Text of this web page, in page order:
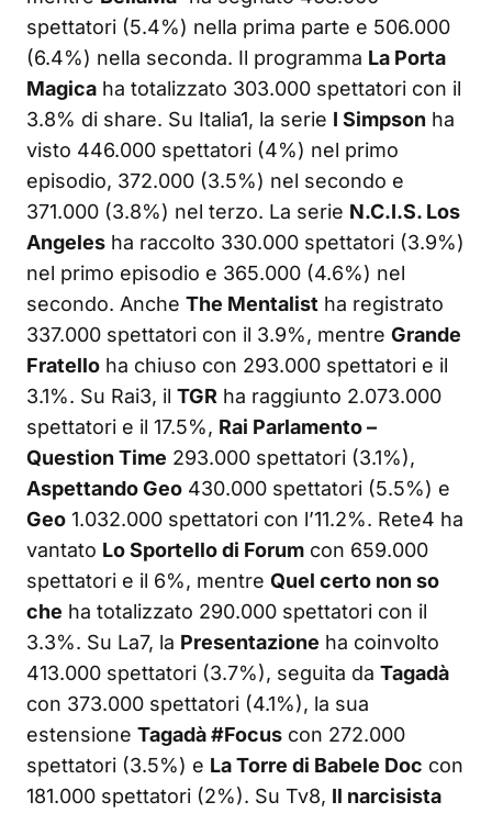
spettatori (5.4%) nella prima parte e 506.000
(6.4%) nella seconda. Il programma La Porta
Magica ha totalizzato 303.000 spettatori con il
3.8% di share. Su Italia1, la serie I Simpson ha
visto 446.000 spettatori (4%) nel primo
episodio, 372.000 (3.5%) nel secondo e
371.000 (3.8%) nel terzo. La serie N.C.I.S. Los
Angeles ha raccolto 330.000 spettatori (3.9%)
nel primo episodio e 365.000 (4.6%) nel
secondo. Anche The Mentalist ha registrato
337.000 spettatori con il 3.9%, mentre Grande
Fratello ha chiuso con 293.000 spettatori e il
3.1%. Su Rai3, il TGR ha raggiunto 2.073.000
spettatori e il 17.5%, Rai Parlamento –
Question Time 293.000 spettatori (3.1%),
Aspettando Geo 430.000 spettatori (5.5%) e
Geo 1.032.000 spettatori con l’11.2%. Rete4 ha
vantato Lo Sportello di Forum con 659.000
spettatori e il 6%, mentre Quel certo non so
che ha totalizzato 290.000 spettatori con il
3.3%. Su La7, la Presentazione ha coinvolto
413.000 spettatori (3.7%), seguita da Tagadà
con 373.000 spettatori (4.1%), la sua
estensione Tagadà #Focus con 272.000
spettatori (3.5%) e La Torre di Babele Doc con
181.000 spettatori (2%). Su Tv8, Il narcisista